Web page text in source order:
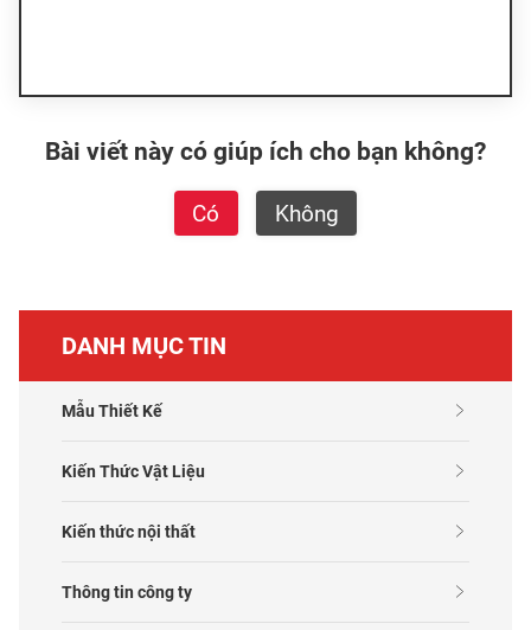
Bài viết này có giúp ích cho bạn không?
Có Không
DANH MỤC TIN
Mẫu Thiết Kế
Kiến Thức Vật Liệu
Kiến thức nội thất
Thông tin công ty